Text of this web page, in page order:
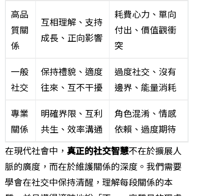
高品
質關
係
互相理解、支持
成長、正向影響
耗費心力、單向
付出、價值觀衝
突
一般
社交
保持禮貌、適度
往來、互不干擾
過度社交、沒有
邊界、能量消耗
專業
關係
明確界限、互利
共生、效率溝通
角色混淆、情感
依賴、過度期待
在現代社會中， 真正的社交智慧不在於擴展人
脈的廣度，而在於維護關係的深度。我們需要
學會在社交中保持清醒，理解每段關係的本